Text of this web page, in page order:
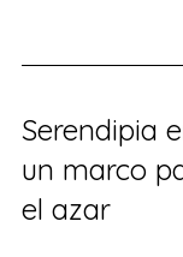
Serendipia
un marco
el azar